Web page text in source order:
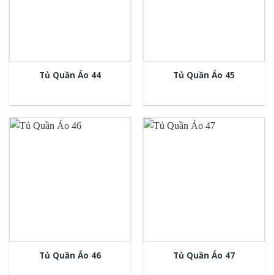
Tủ Quần Áo 44 Tủ Quần Áo 45
Tủ Quần Áo 46 Tủ Quần Áo 47